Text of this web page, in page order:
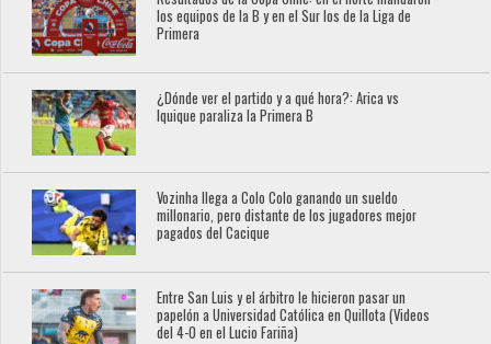
los equipos de la B y en el Sur los de la Liga de
Primera
¿Dónde ver el partido y a qué hora?: Arica vs
Iquique paraliza la Primera B
Vozinha llega a Colo Colo ganando un sueldo
millonario, pero distante de los jugadores mejor
pagados del Cacique
Entre San Luis y el árbitro le hicieron pasar un
papelón a Universidad Católica en Quillota (Videos
del 4-0 en el Lucio Fariña)